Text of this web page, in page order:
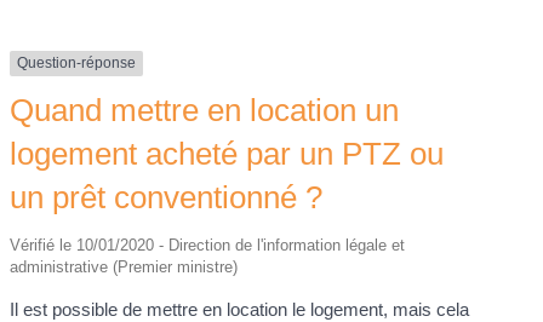
Question-réponse
Quand mettre en location un
logement acheté par un PTZ ou
un prêt conventionné ?
Vérifié le 10/01/2020 - Direction de l'information légale et
administrative (Premier ministre)
Il est possible de mettre en location le logement, mais cela